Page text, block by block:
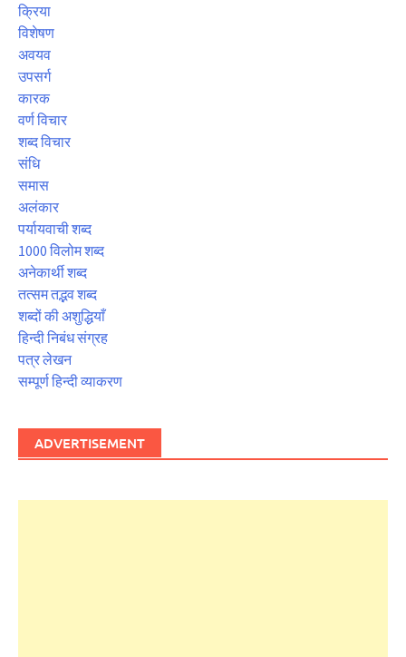
क्रिया
विशेषण
अवयव
उपसर्ग
कारक
वर्ण विचार
शब्द विचार
संधि
समास
अलंकार
पर्यायवाची शब्द
1000 विलोम शब्द
अनेकार्थी शब्द
तत्सम तद्भव शब्द
शब्दों की अशुद्धियाँ
हिन्दी निबंध संग्रह
पत्र लेखन
सम्पूर्ण हिन्दी व्याकरण
ADVERTISEMENT